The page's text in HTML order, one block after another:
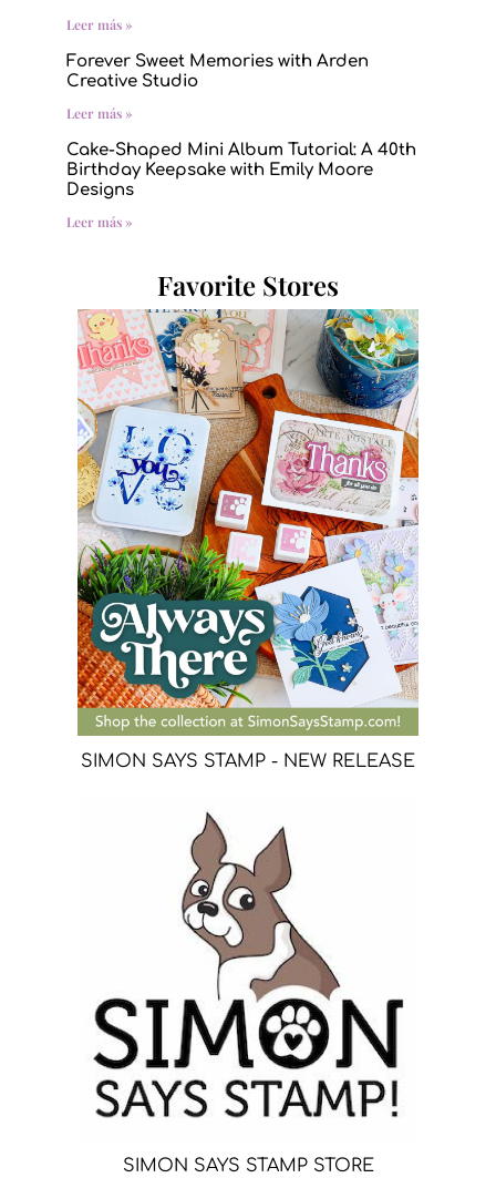
Leer más »
Forever Sweet Memories with Arden
Creative Studio
Leer más »
Cake-Shaped Mini Album Tutorial: A 40th
Birthday Keepsake with Emily Moore
Designs
Leer más »
Favorite Stores
SIMON SAYS STAMP - NEW RELEASE
SIMON SAYS STAMP STORE